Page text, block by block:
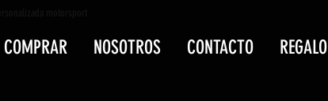
COMPRAR NOSOTROS CONTACTO REGALO